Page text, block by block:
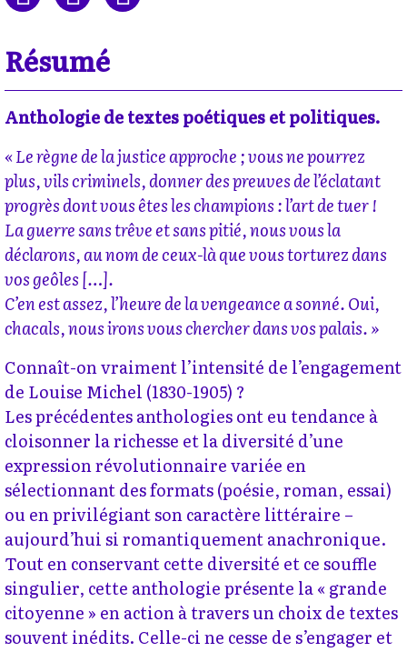
Résumé
Anthologie de textes poétiques et politiques.
« Le règne de la justice approche ; vous ne pourrez
plus, vils criminels, donner des preuves de l’éclatant
progrès dont vous êtes les champions : l’art de tuer !
La guerre sans trêve et sans pitié, nous vous la
déclarons, au nom de ceux-là que vous torturez dans
vos geôles […].
C’en est assez, l’heure de la vengeance a sonné. Oui,
chacals, nous irons vous chercher dans vos palais. »
Connaît-on vraiment l’intensité de l’engagement
de Louise Michel (1830-1905) ?
Les précédentes anthologies ont eu tendance à
cloisonner la richesse et la diversité d’une
expression révolutionnaire variée en
sélectionnant des formats (poésie, roman, essai)
ou en privilégiant son caractère littéraire –
aujourd’hui si romantiquement anachronique.
Tout en conservant cette diversité et ce souffle
singulier, cette anthologie présente la « grande
citoyenne » en action à travers un choix de textes
souvent inédits. Celle-ci ne cesse de s’engager et